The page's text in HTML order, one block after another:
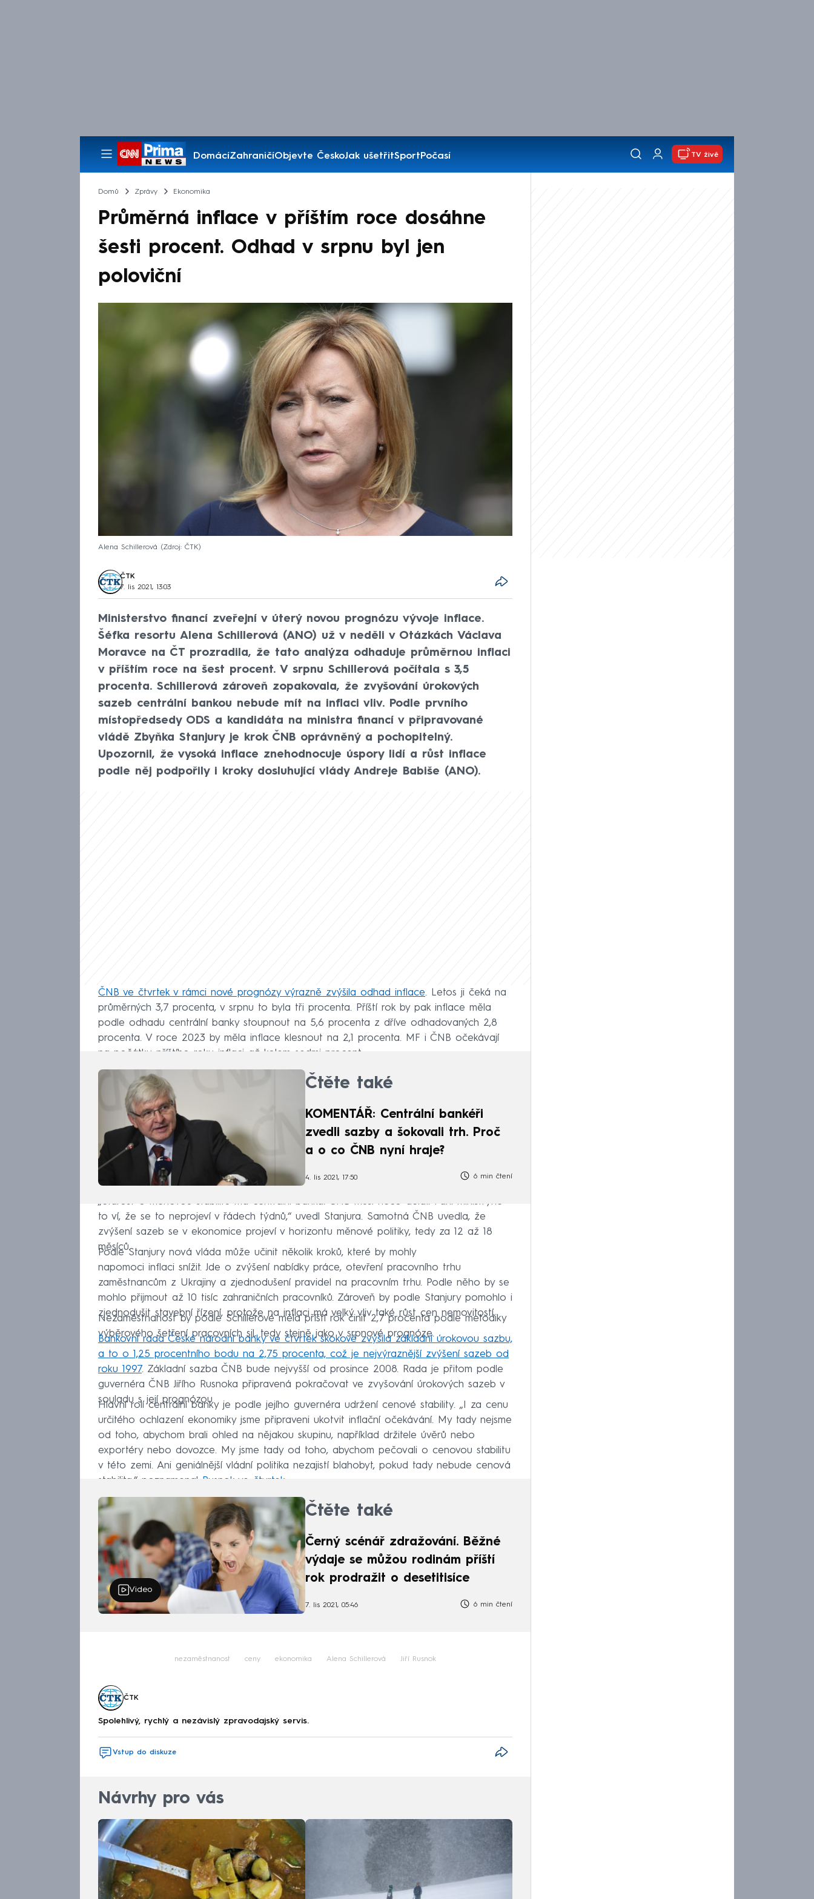
DomácíZahraničíObjevte ČeskoJak ušetřitSportPočasí
Pořady
TV živě
Domů Zprávy Ekonomika
Průměrná inflace v příštím roce dosáhne
šesti procent. Odhad v srpnu byl jen
poloviční
Alena Schillerová Zdroj: ČTK
ČTK
7. lis 2021, 13:03
Ministerstvo financí zveřejní v úterý novou prognózu vývoje inflace.
Šéfka resortu Alena Schillerová (ANO) už v neděli v Otázkách Václava
Moravce na ČT prozradila, že tato analýza odhaduje průměrnou inflaci
v příštím roce na šest procent. V srpnu Schillerová počítala s 3,5
procenta. Schillerová zároveň zopakovala, že zvyšování úrokových
sazeb centrální bankou nebude mít na inflaci vliv. Podle prvního
místopředsedy ODS a kandidáta na ministra financí v připravované
vládě Zbyňka Stanjury je krok ČNB oprávněný a pochopitelný.
Upozornil, že vysoká inflace znehodnocuje úspory lidí a růst inflace
podle něj podpořily i kroky dosluhující vlády Andreje Babiše (ANO).
ČNB ve čtvrtek v rámci nové prognózy výrazně zvýšila odhad inflace. Letos ji čeká na
průměrných 3,7 procenta, v srpnu to byla tři procenta. Příští rok by pak inflace měla
podle odhadu centrální banky stoupnout na 5,6 procenta z dříve odhadovaných 2,8
procenta. V roce 2023 by měla inflace klesnout na 2,1 procenta. MF i ČNB očekávají
na počátku příštího roku inflaci až kolem sedmi procent.
Čtěte také
KOMENTÁŘ: Centrální bankéři
zvedli sazby a šokovali trh. Proč
a o co ČNB nyní hraje?
4. lis 2021, 17:50 6 min čtení
„Starost o měnovou stabilitu má centrální banka. ČNB musí něco dělat. Paní ministryně
to ví, že se to neprojeví v řádech týdnů,“ uvedl Stanjura. Samotná ČNB uvedla, že
zvýšení sazeb se v ekonomice projeví v horizontu měnové politiky, tedy za 12 až 18
měsíců.
Podle Stanjury nová vláda může učinit několik kroků, které by mohly
napomoci inflaci snížit. Jde o zvýšení nabídky práce, otevření pracovního trhu
zaměstnancům z Ukrajiny a zjednodušení pravidel na pracovním trhu. Podle něho by se
mohlo přijmout až 10 tisíc zahraničních pracovníků. Zároveň by podle Stanjury pomohlo i
zjednodušit stavební řízení, protože na inflaci má velký vliv také růst cen nemovitostí.
Nezaměstnanost by podle Schillerové měla příští rok činit 2,7 procenta podle metodiky
výběrového šetření pracovních sil, tedy stejně jako v srpnové prognóze.
Bankovní rada České národní banky ve čtvrtek skokově zvýšila základní úrokovou sazbu,
a to o 1,25 procentního bodu na 2,75 procenta, což je nejvýraznější zvýšení sazeb od
roku 1997. Základní sazba ČNB bude nejvyšší od prosince 2008. Rada je přitom podle
guvernéra ČNB Jiřího Rusnoka připravená pokračovat ve zvyšování úrokových sazeb v
souladu s její prognózou.
Hlavní rolí centrální banky je podle jejího guvernéra udržení cenové stability. „I za cenu
určitého ochlazení ekonomiky jsme připraveni ukotvit inflační očekávání. My tady nejsme
od toho, abychom brali ohled na nějakou skupinu, například držitele úvěrů nebo
exportéry nebo dovozce. My jsme tady od toho, abychom pečovali o cenovou stabilitu
v této zemi. Ani geniálnější vládní politika nezajistí blahobyt, pokud tady nebude cenová
stabilita,“ poznamenal Rusnok ve čtvrtek
Video
Čtěte také
Černý scénář zdražování. Běžné
výdaje se můžou rodinám příští
rok prodražit o desetitisíce
7. lis 2021, 05:46 6 min čtení
nezaměstnanost ceny ekonomika Alena Schillerová Jiří Rusnok
ČTK
Spolehlivý, rychlý a nezávislý zpravodajský servis.
Vstup do diskuze
Návrhy pro vás